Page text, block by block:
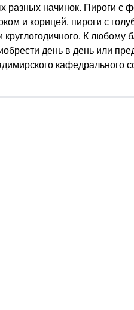
разных начинок. Пироги с
и корицей, пироги с
круглогодичного. К
день в день или
кафедрального